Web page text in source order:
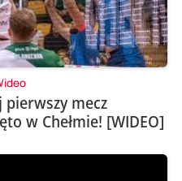
pierwszy mecz
w Chełmie! [WIDEO]